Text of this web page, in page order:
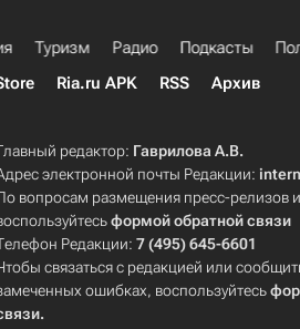
Туризм Радио Подкасты
Ria.ru APK RSS Архив
редактор: Гаврилова А.В.
электронной почты Редакции:
вопросам размещения пресс-релизов
формой обратной связи
Редакции:7 (495) 645-6601
связаться с редакцией или
ошибках, воспользуйтесь
.